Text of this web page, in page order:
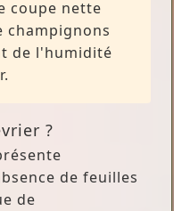
coupe nette
de l'humidité
?
de feuilles
de